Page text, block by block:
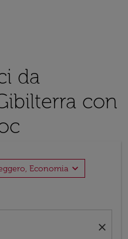
da
con
Economia expand_more
close